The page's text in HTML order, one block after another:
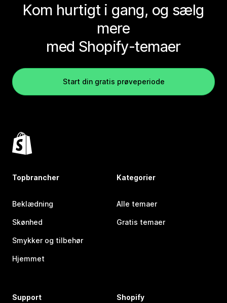
Kom hurtigt i gang, og sælg
mere
med Shopify-temaer
Start din gratis prøveperiode
Topbrancher
Beklædning
Skønhed
Smykker og tilbehør
Hjemmet
Kategorier
Alle temaer
Gratis temaer
Support Shopify